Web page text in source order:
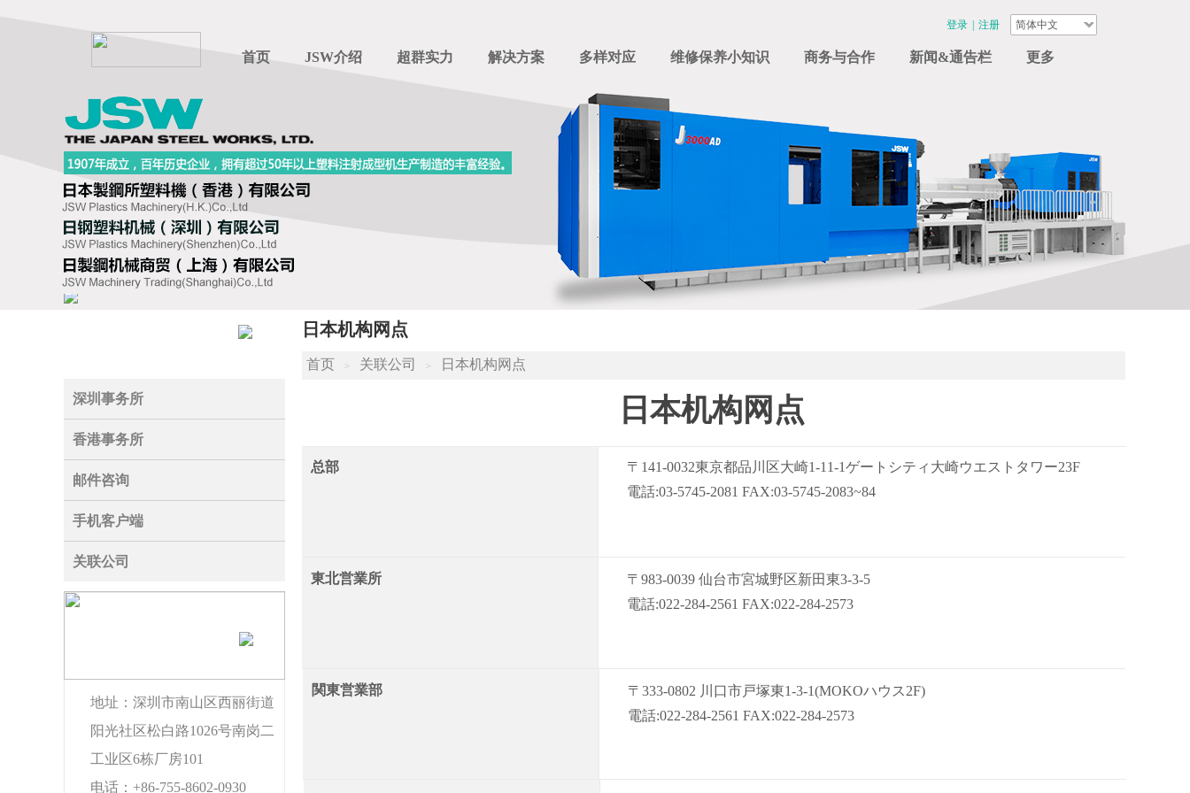
简体中文
登录 注册
首页 JSW介绍 超群实力 解决方案 多样对应 维修保养小知识 商务与合作 新闻&通告栏 更多
日本机构网点
首页 ＞ 关联公司 ＞ 日本机构网点
深圳事务所
香港事务所
邮件咨询
手机客户端
关联公司
日本机构网点
总部 〒141-0032東京都品川区大崎1-11-1ゲートシティ大崎ウエストタワー23F
電話:03-5745-2081 FAX:03-5745-2083~84
東北営業所
〒983-0039 仙台市宮城野区新田東3-3-5
電話:022-284-2561 FAX:022-284-2573
地址 ：深圳市南山区西丽街道
阳光社区松白路1026号南岗二
工业区6栋厂房101
电话 ：+86-755-8602-0930
関東営業部
〒333-0802 川口市戸塚東1-3-1(MOKOハウス2F)
電話:022-284-2561 FAX:022-284-2573